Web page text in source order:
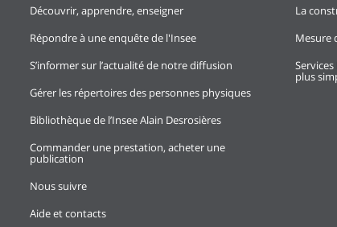
Découvrir, apprendre, enseigner
Répondre à une enquête de l'Insee
S’informer sur l’actualité de notre diffusion
Gérer les répertoires des personnes physiques
Bibliothèque de l’Insee Alain Desrosières
Commander une prestation, acheter une
publication
Nous suivre
Aide et contacts
La
Mesure
plus